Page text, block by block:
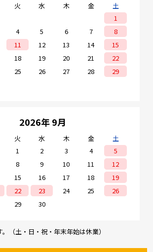
火 水 木 金
土
1
4 5 6 7
8
11 12 13 14
15
18 19 20 21
22
25 26 27 28
29
2026年 9月
火 水 木 金
土
1
2 3 4
5
8 9 10 11
12
15 16 17 18
19
22 23 24 25
26
29 30
（土・日・祝・年末年始は休業）